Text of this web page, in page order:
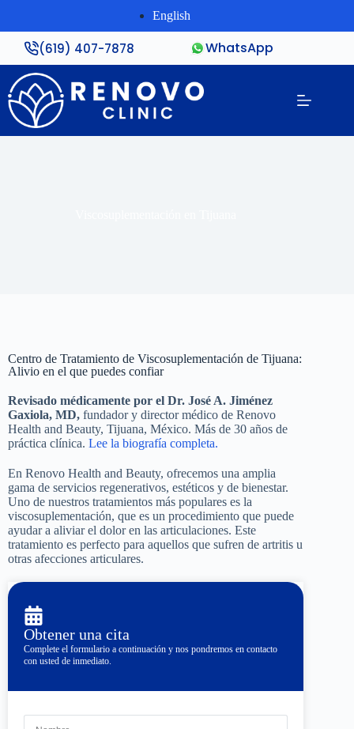
English
(619) 407-7878 WhatsApp
Centro de Tratamiento de Viscosuplementación de Tijuana:
Alivio en el que puedes confiar
Revisado médicamente por el Dr. José A. Jiménez
Gaxiola, MD, fundador y director médico de Renovo
Health and Beauty, Tijuana, México. Más de 30 años de
práctica clínica. Lee la biografía completa.
En Renovo Health and Beauty, ofrecemos una amplia
gama de servicios regenerativos, estéticos y de bienestar.
Uno de nuestros tratamientos más populares es la
viscosuplementación, que es un procedimiento que puede
ayudar a aliviar el dolor en las articulaciones. Este
tratamiento es perfecto para aquellos que sufren de artritis u
otras afecciones articulares.
Obtener una cita
Complete el formulario a continuación y nos pondremos en contacto
con usted de inmediato.